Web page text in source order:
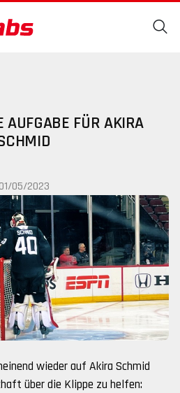
AUFGABE FÜR AKIRA
01/05/2023
wieder auf Akira Schmid
über die Klippe zu helfen: